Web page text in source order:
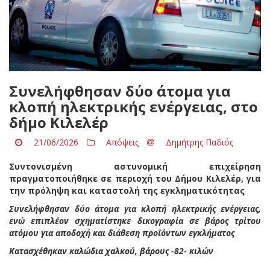
Συνελήφθησαν δύο άτομα για
κλοπή ηλεκτρικής ενέργειας, στο
δήμο Κιλελέρ
21/06/2026 Απόψεις Δημήτρης Παδιός
Συντονισμένη αστυνομική επιχείρηση
πραγματοποιήθηκε σε περιοχή του Δήμου Κιλελέρ, για
την πρόληψη και καταστολή της εγκληματικότητας
Συνελήφθησαν δύο άτομα για κλοπή ηλεκτρικής ενέργειας,
ενώ επιπλέον σχηματίστηκε δικογραφία σε βάρος τρίτου
ατόμου για αποδοχή και διάθεση προϊόντων εγκλήματος
Κατασχέθηκαν καλώδια χαλκού, βάρους -82- κιλών